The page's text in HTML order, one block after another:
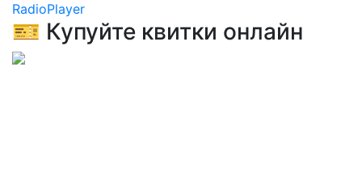
RadioPlayer
🎫 Купуйте квитки онлайн